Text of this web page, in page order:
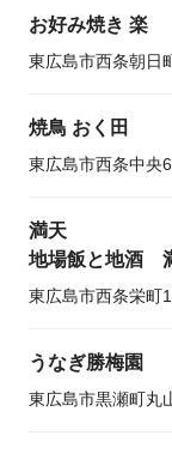
お好み焼き 楽
東広島市西条朝日
焼鳥 おく田
東広島市西条中央
満天
地場飯と地酒
東広島市西条栄町
うなぎ勝梅園
東広島市黒瀬町丸